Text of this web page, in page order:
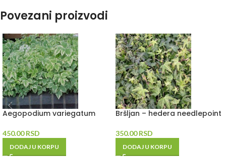
Povezani proizvodi
Aegopodium variegatum
450.00RSD
DODAJ U KORPU
Bršljan – hedera needlepoint
350.00RSD
DODAJ U KORPU